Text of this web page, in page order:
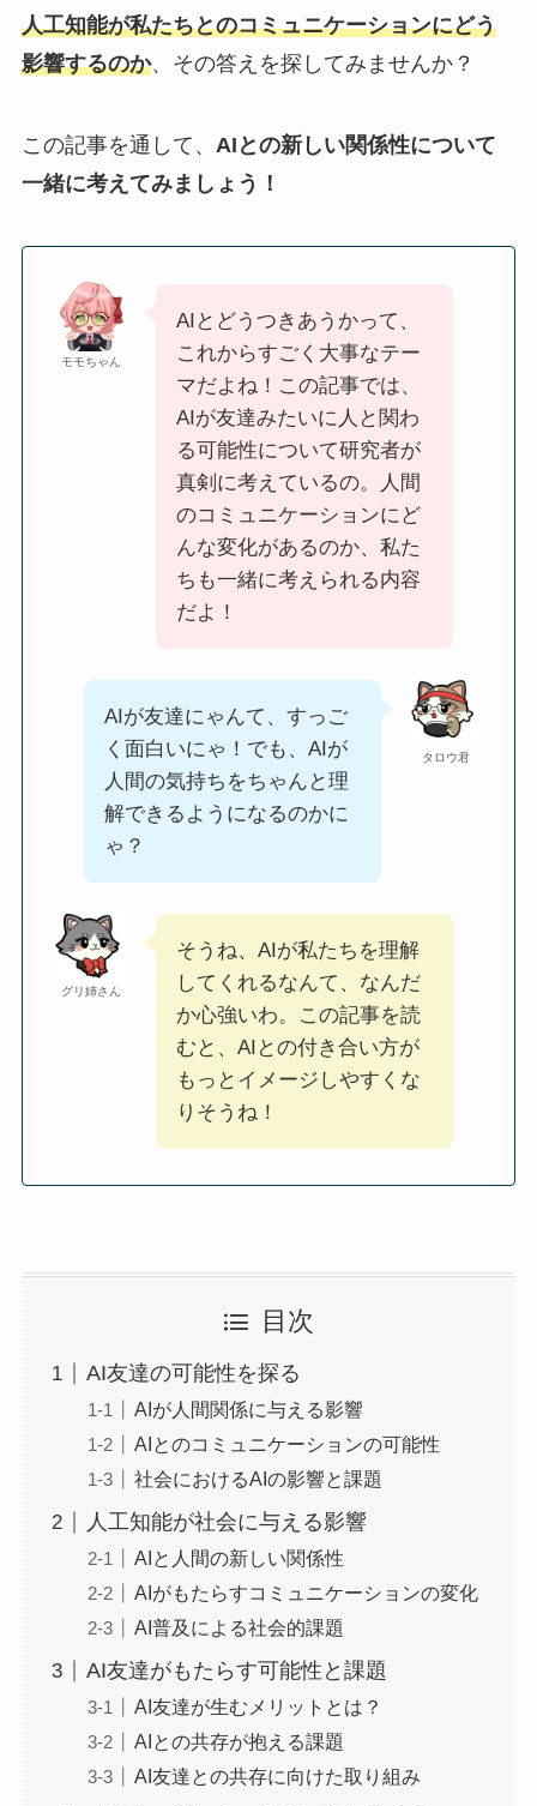
人工知能が私たちとのコミュニケーションにどう
影響するのか、その答えを探してみませんか？
この記事を通して、 AIとの新しい関係性について
一緒に考えてみましょう！
モモちゃん
AIとどうつきあうかって、
これからすごく大事なテー
マだよね！この記事では、
AIが友達みたいに人と関わ
る可能性について研究者が
真剣に考えているの。人間
のコミュニケーションにど
んな変化があるのか、私た
ちも一緒に考えられる内容
だよ！
タロウ君
AIが友達にゃんて、すっご
く面白いにゃ！でも、AIが
人間の気持ちをちゃんと理
解できるようになるのかに
ゃ？
グリ姉さん
そうね、AIが私たちを理解
してくれるなんて、なんだ
か心強いわ。この記事を読
むと、AIとの付き合い方が
もっとイメージしやすくな
りそうね！
目次
AI友達の可能性を探る
AIが人間関係に与える影響
AIとのコミュニケーションの可能性
社会におけるAIの影響と課題
人工知能が社会に与える影響
AIと人間の新しい関係性
AIがもたらすコミュニケーションの変化
AI普及による社会的課題
AI友達がもたらす可能性と課題
AI友達が生むメリットとは？
AIとの共存が抱える課題
AI友達との共存に向けた取り組み